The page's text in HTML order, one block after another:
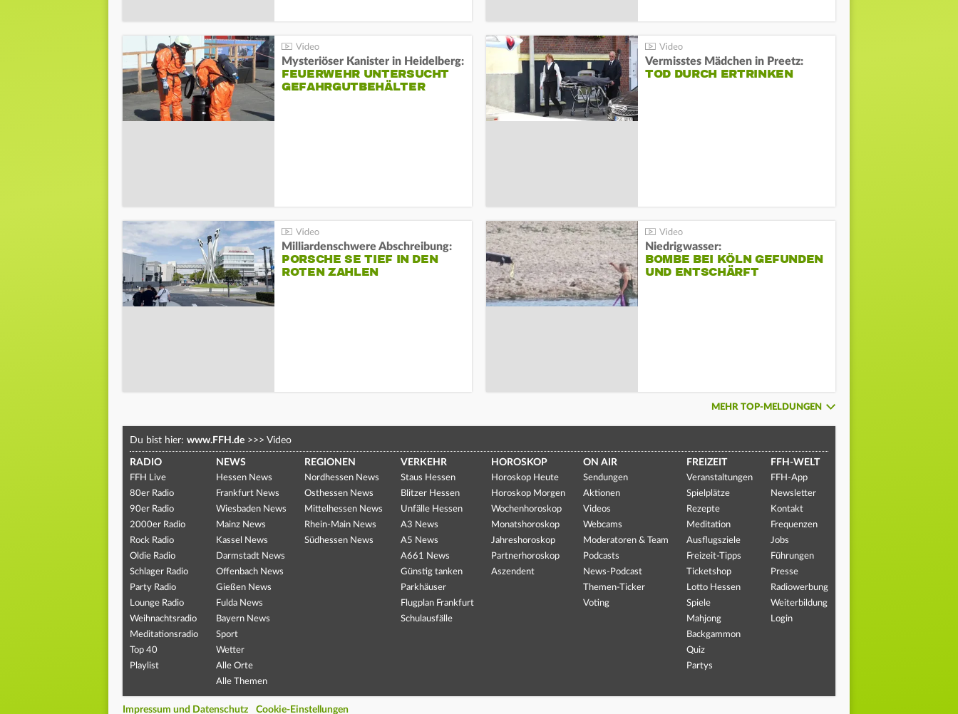
Mysteriöser Kanister in Heidelberg:
FEUERWEHR UNTERSUCHT
GEFAHRGUTBEHÄLTER
Vermisstes Mädchen in Preetz:
TOD DURCH ERTRINKEN
Milliardenschwere Abschreibung:
PORSCHE SE TIEF IN DEN
ROTEN ZAHLEN
Niedrigwasser:
BOMBE BEI KÖLN GEFUNDEN
UND ENTSCHÄRFT
MEHR TOP-MELDUNGEN
Du bist hier: www.FFH.de >>> Video
RADIO
FFH Live
80er Radio
90er Radio
2000er Radio
Rock Radio
Oldie Radio
Schlager Radio
Party Radio
Lounge Radio
Weihnachtsradio
Meditationsradio
Top 40
Playlist
NEWS
Hessen News
Frankfurt News
Wiesbaden News
Mainz News
Kassel News
Darmstadt News
Offenbach News
Gießen News
Fulda News
Bayern News
Sport
Wetter
Alle Orte
Alle Themen
REGIONEN
Nordhessen News
Osthessen News
Mittelhessen News
Rhein-Main News
Südhessen News
VERKEHR
Staus Hessen
Blitzer Hessen
Unfälle Hessen
A3 News
A5 News
A661 News
Günstig tanken
Parkhäuser
Flugplan Frankfurt
Schulausfälle
HOROSKOP
Horoskop Heute
Horoskop Morgen
Wochenhoroskop
Monatshoroskop
Jahreshoroskop
Partnerhoroskop
Aszendent
ON AIR
Sendungen
Aktionen
Videos
Webcams
Moderatoren & Team
Podcasts
News-Podcast
Themen-Ticker
Voting
FREIZEIT
Veranstaltungen
Spielplätze
Rezepte
Meditation
Ausflugsziele
Freizeit-Tipps
Ticketshop
Lotto Hessen
Spiele
Mahjong
Backgammon
Quiz
Partys
FFH-WELT
FFH-App
Newsletter
Kontakt
Frequenzen
Jobs
Führungen
Presse
Radiowerbung
Weiterbildung
Login
Impressum und Datenschutz Cookie-Einstellungen